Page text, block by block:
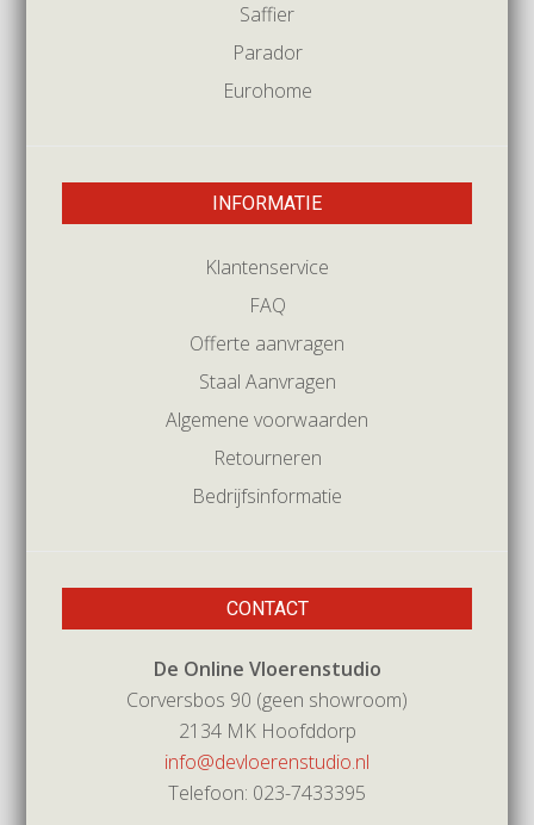
Saffier
Parador
Eurohome
INFORMATIE
Klantenservice
FAQ
Offerte aanvragen
Staal Aanvragen
Algemene voorwaarden
Retourneren
Bedrijfsinformatie
CONTACT
De Online Vloerenstudio
Corversbos 90 (geen showroom)
2134 MK Hoofddorp
info@devloerenstudio.nl
Telefoon: 023-7433395